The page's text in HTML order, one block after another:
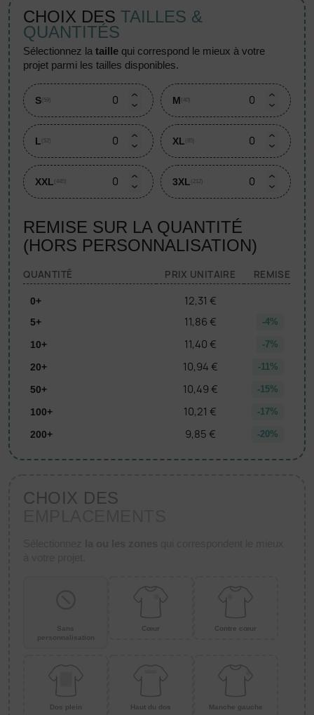
CHOIX DES TAILLES &
QUANTITÉS
sélectionnez lataille qui correspond le mieux à votre
projet parmi les tailles disponibles.
S (59) M (40)
L (52) XL (85)
XXL (445) 3XL (212)
REMISE SUR LA QUANTITÉ
(HORS PERSONNALISATION)
QUANTITÉ PRIX UNITAIRE REMISE
0+ 12,31 €
5+ 11,86 € -4%
10+ 11,40 € -7%
20+ 10,94 € -11%
50+ 10,49 € -15%
100+ 10,21 € -17%
200+ 9,85 € -20%
CHOIX DES
Sans
personnalisation
Cœur Contre cœur
Dos plein Haut du dos Manche gauche